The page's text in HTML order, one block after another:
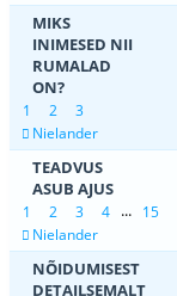
MIKS
INIMESED NII
RUMALAD
ON?
1 2
3
Nielander
TEADVUS
ASUB AJUS
1 2 3 4 ... 15
Nielander
NÕIDUMISEST
DETAILSEMALT